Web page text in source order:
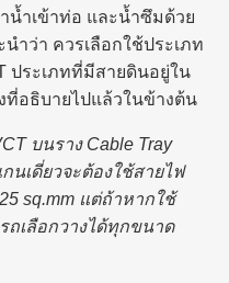
ำเข้าท่อ และน้ำซึมด้วย
ำว่า ควรเลือกใช้ประเภท
ประเภทที่มีสายดินอยู่ใน
ที่อธิบายไปแล้วในข้างต้น
บนราง Cable Tray
นเดี่ยวจะต้องใช้สายไฟ
sq.mm แต่ถ้าหากใช้
ถเลือกวางได้ทุกขนาด